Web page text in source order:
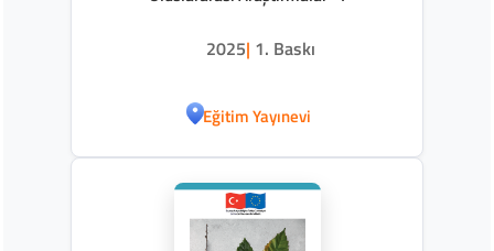
2025| 1. Baskı
Eğitim Yayınevi